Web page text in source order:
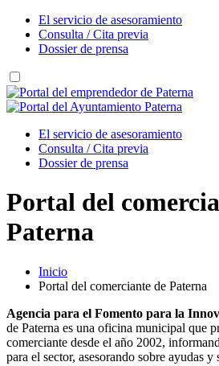
El servicio de asesoramiento
Consulta / Cita previa
Dossier de prensa
El servicio de asesoramiento
Consulta / Cita previa
Dossier de prensa
Portal del
Paterna
Inicio
Portal del comerciante de Paterna
Agencia para el Fomento para la
de Paterna es una oficina municipal que
comerciante desde el año 2002,
para el sector, asesorando sobre ayudas